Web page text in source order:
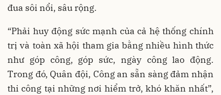
đua sôi nổi, sâu rộng.
“Phải huy động sức mạnh của cả hệ thống chính
trị và toàn xã hội tham gia bằng nhiều hình thức
như góp công, góp sức, ngày công lao động.
Trong đó, Quân đội, Công an sẵn sàng đảm nhận
thi công tại những nơi hiểm trở, khó khăn nhất”,